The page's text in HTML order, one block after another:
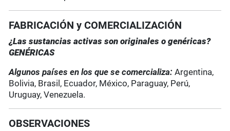
FABRICACIÓN y COMERCIALIZACIÓN
¿Las sustancias activas son originales o genéricas?
GENÉRICAS
Algunos países en los que se comercializa:Argentina,
Bolivia, Brasil, Ecuador, México, Paraguay, Perú,
Uruguay, Venezuela.
OBSERVACIONES